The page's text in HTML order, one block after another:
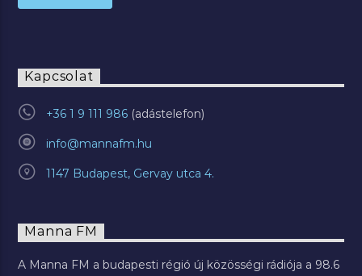
Kapcsolat
+36 1 9 111 986
info@mannafm.hu
1147 Budapest, Gervay utca 4.
Manna FM
A Manna FM a budapesti régió új közösségi rádiója a 98.6